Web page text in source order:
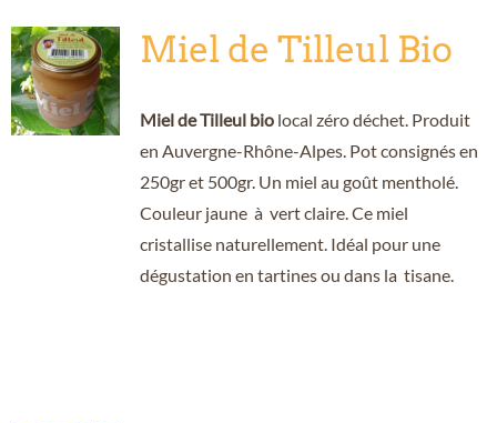
Miel de Tilleul Bio
Miel de Tilleul biolocal zéro déchet. Produit
en Auvergne-Rhône-Alpes. Pot consignés en
250gr et 500gr. Un miel au goût mentholé.
Couleur jaune à vert claire. Ce miel
cristallise naturellement. Idéal pour une
dégustation en tartines ou dans la tisane.